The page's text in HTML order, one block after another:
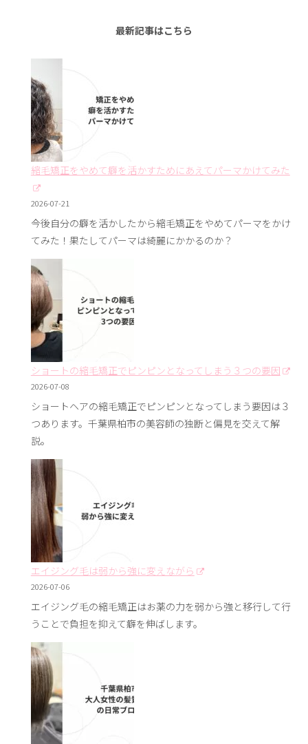
最新記事はこちら
縮毛矯正をやめて癖を活かすためにあえてパーマかけてみた
2026-07-21
今後自分の癖を活かしたから縮毛矯正をやめてパーマをかけ
てみた！果たしてパーマは綺麗にかかるのか？
ショートの縮毛矯正でピンピンとなってしまう３つの要因
2026-07-08
ショートヘアの縮毛矯正でピンピンとなってしまう要因は３
つあります。千葉県柏市の美容師の独断と偏見を交えて解
説。
エイジング毛は弱から強に変えながら
2026-07-06
エイジング毛の縮毛矯正はお薬の力を弱から強と移行して行
うことで負担を抑えて癖を伸ばします。